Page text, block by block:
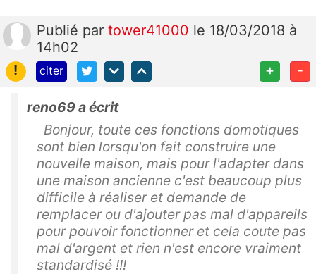
Publié par tower41000 le 18/03/2018 à
14h02
!
citer + -
reno69 a écrit
Bonjour, toute ces fonctions domotiques
sont bien lorsqu'on fait construire une
nouvelle maison, mais pour l'adapter dans
une maison ancienne c'est beaucoup plus
difficile à réaliser et demande de
remplacer ou d'ajouter pas mal d'appareils
pour pouvoir fonctionner et cela coute pas
mal d'argent et rien n'est encore vraiment
standardisé !!!